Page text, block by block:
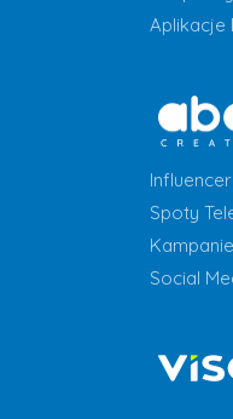
Aplikacje
Spoty
Social